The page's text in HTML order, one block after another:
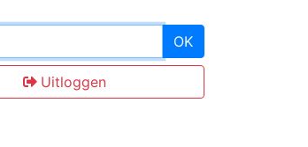
OK
Uitloggen